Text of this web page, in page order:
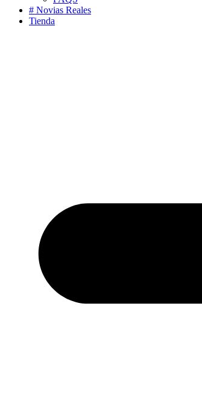
# Novias Reales
Tienda